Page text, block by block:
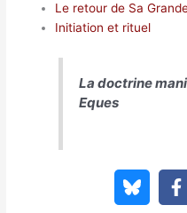
Le retour de Sa
Initiation et rituel
La doctrine
Eques